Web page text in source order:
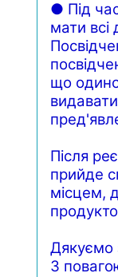
● Під
мати всі
що
Після
прийде
місцем,
Дякуємо
З